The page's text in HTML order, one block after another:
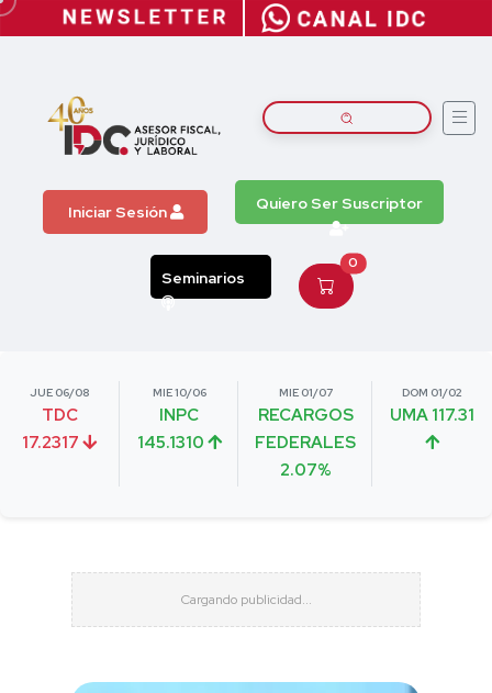
Iniciar Sesión Quiero Ser Suscriptor
Seminarios
0
JUE 06/08
TDC
17.2317
MIE 10/06
INPC
145.1310
MIE 01/07
RECARGOS
FEDERALES
2.07%
DOM 01/02
UMA 117.31